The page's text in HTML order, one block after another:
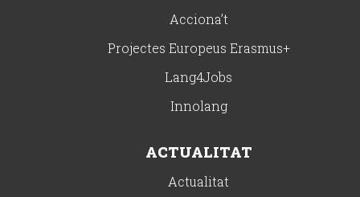
Acciona’t
Projectes Europeus Erasmus+
Lang4Jobs
Innolang
ACTUALITAT
Actualitat